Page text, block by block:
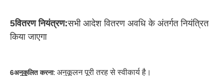
5वितरण नियंत्रण:सभी आदेश वितरण अवधि के अंतर्गत नियंत्रित
किया जाएगा
6अनुकूलित करना: अनुकूलन पूरी तरह से स्वीकार्य है।